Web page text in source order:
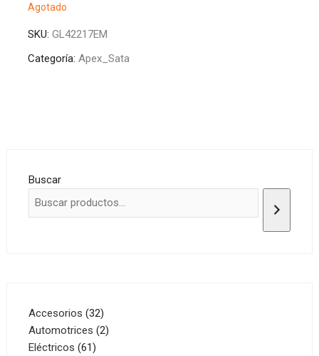
Agotado
SKU: GL42217EM
Categoría: Apex_Sata
Buscar
Accesorios 3232
productos
Automotrices 22
Eléctricos 6161